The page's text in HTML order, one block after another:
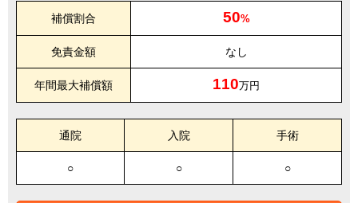
補償割合 50%
免責金額 なし
年間最大補償額 110万円
通院 入院 手術
○ ○ ○